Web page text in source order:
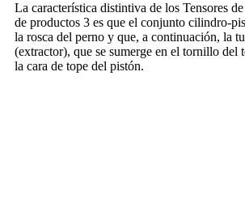
La característica distintiva de los Tensores
de productos 3 es que el conjunto cilindro-
la rosca del perno y que, a continuación, la
(extractor), que se sumerge en el tornillo del
la cara de tope del pistón.